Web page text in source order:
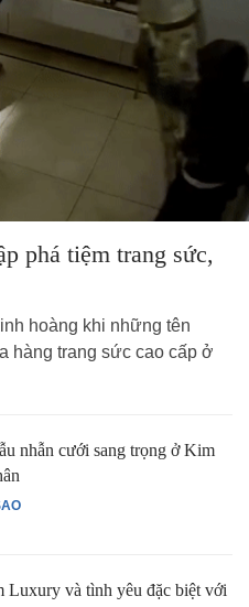
phá tiệm trang sức,
hoàng khi những tên
hàng trang sức cao cấp ở
nhẫn cưới sang trọng ở Kim
Luxury và tình yêu đặc biệt với